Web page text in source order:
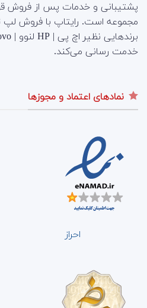
پشتیبانی و خدمات پس از فروش
مجموعه است. رایتاپ با فروش لپ
خدمت رسانی می‌کند.
نمادهای اعتماد و مجوزها
احراز